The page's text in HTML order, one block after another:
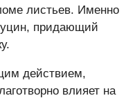
листьев. Именно
придающий
действием,
влияет на